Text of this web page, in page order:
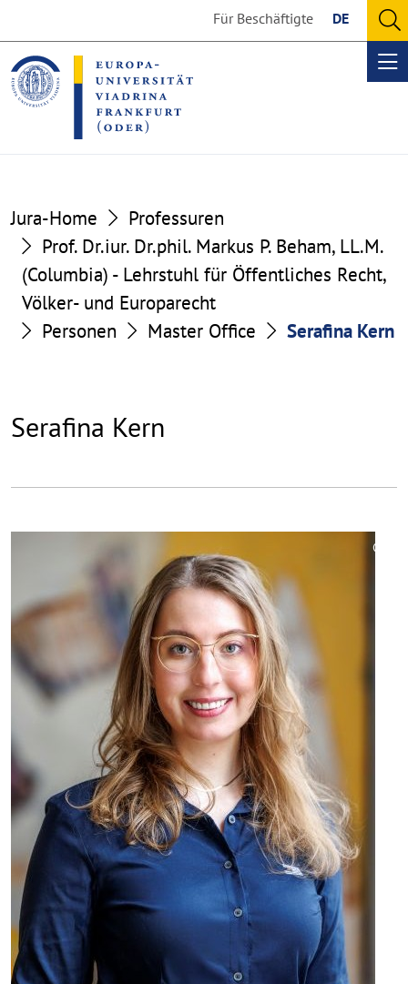
the
content
section
the
footer
section
Für Beschäftigte DE
Jura-Home
Professuren
Prof. Dr.iur. Dr.phil. Markus P. Beham, LL.M.
(Columbia) - Lehrstuhl für Öffentliches Recht,
Völker- und Europarecht
Personen
Master Office Serafina Kern
Serafina Kern
©